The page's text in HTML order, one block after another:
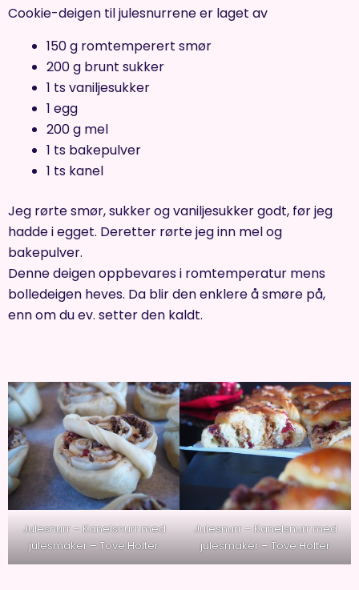
Cookie-deigen til julesnurrene er laget av
150 g romtemperert smør
200 g brunt sukker
1 ts vaniljesukker
1 egg
200 g mel
1 ts bakepulver
1 ts kanel
Jeg rørte smør, sukker og vaniljesukker godt, før jeg
hadde i egget. Deretter rørte jeg inn mel og
bakepulver.
Denne deigen oppbevares i romtemperatur mens
bolledeigen heves. Da blir den enklere å smøre på,
enn om du ev. setter den kaldt.
Julesnurr – Kanelsnurr med
julesmaker – Tove Holter
Julesnurr – Kanelsnurr med
julesmaker – Tove Holter